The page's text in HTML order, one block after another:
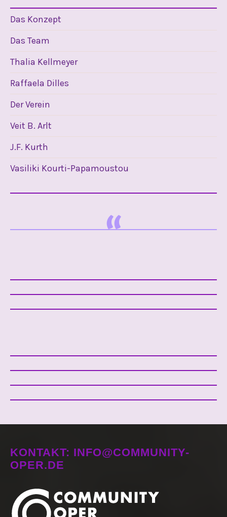
Das Konzept
Das Team
Thalia Kellmeyer
Raffaela Dilles
Der Verein
Veit B. Arlt
J.F. Kurth
Vasiliki Kourti-Papamoustou
KONTAKT: INFO@COMMUNITY-
OPER.DE